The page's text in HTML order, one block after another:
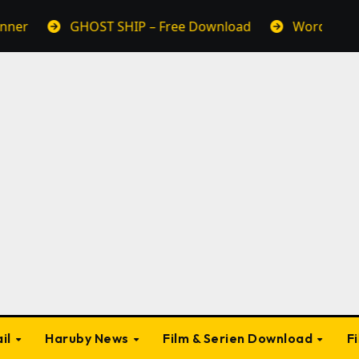
GHOST SHIP – Free Download WordPress
Haruby News Film & Serien Download